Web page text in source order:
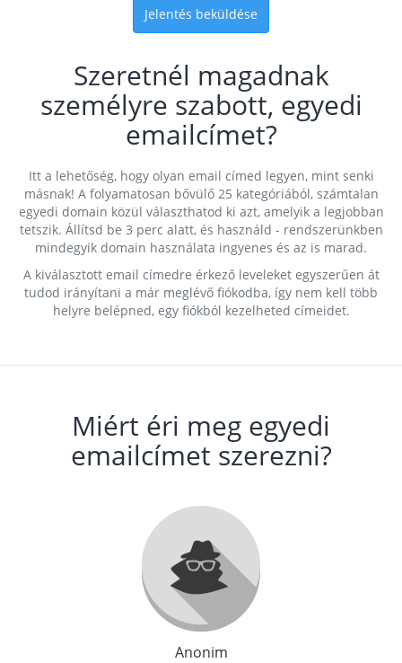
Jelentés beküldése
Szeretnél magadnak
személyre szabott, egyedi
emailcímet?
Itt a lehetőség, hogy olyan email címed legyen, mint senki
másnak! A folyamatosan bővülő 25 kategóriából, számtalan
egyedi domain közül választhatod ki azt, amelyik a legjobban
tetszik. Állítsd be 3 perc alatt, és használd - rendszerünkben
mindegyik domain használata ingyenes és az is marad.
A kiválasztott email címedre érkező leveleket egyszerűen át
tudod irányítani a már meglévő fiókodba, így nem kell több
helyre belépned, egy fiókból kezelheted címeidet.
Miért éri meg egyedi
emailcímet szerezni?
Anonim